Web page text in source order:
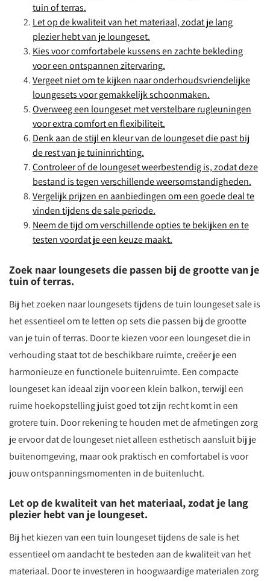
tuin of terras.
Let op de kwaliteit van het materiaal, zodat je lang
plezier hebt van je loungeset.
Kies voor comfortabele kussens en zachte bekleding
voor een ontspannen zitervaring.
Vergeet niet om te kijken naar onderhoudsvriendelijke
loungesets voor gemakkelijk schoonmaken.
Overweeg een loungeset met verstelbare rugleuningen
voor extra comfort en flexibiliteit.
Denk aan de stijl en kleur van de loungeset die past bij
de rest van je tuininrichting.
Controleer of de loungeset weerbestendig is, zodat deze
bestand is tegen verschillende weersomstandigheden.
Vergelijk prijzen en aanbiedingen om een goede deal te
vinden tijdens de sale periode.
Neem de tijd om verschillende opties te bekijken en te
testen voordat je een keuze maakt.
Zoek naar loungesets die passen bij de grootte van je
tuin of terras.
Bij het zoeken naar loungesets tijdens de tuin loungeset sale is
het essentieel om te letten op sets die passen bij de grootte
van je tuin of terras. Door te kiezen voor een loungeset die in
verhouding staat tot de beschikbare ruimte, creëer je een
harmonieuze en functionele buitenruimte. Een compacte
loungeset kan ideaal zijn voor een klein balkon, terwijl een
ruime hoekopstelling juist goed tot zijn recht komt in een
grotere tuin. Door rekening te houden met de afmetingen zorg
je ervoor dat de loungeset niet alleen esthetisch aansluit bij je
buitenomgeving, maar ook praktisch en comfortabel is voor
jouw ontspanningsmomenten in de buitenlucht.
Let op de kwaliteit van het materiaal, zodat je lang
plezier hebt van je loungeset.
Bij het kiezen van een tuin loungeset tijdens de sale is het
essentieel om aandacht te besteden aan de kwaliteit van het
materiaal. Door te investeren in hoogwaardige materialen zorg